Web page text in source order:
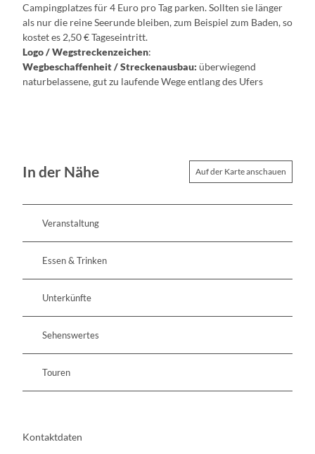
Campingplatzes für 4 Euro pro Tag parken. Sollten sie länger
als nur die reine Seerunde bleiben, zum Beispiel zum Baden, so
kostet es 2,50 € Tageseintritt.
Logo / Wegstreckenzeichen:
Wegbeschaffenheit / Streckenausbau: überwiegend
naturbelassene, gut zu laufende Wege entlang des Ufers
In der Nähe Auf der Karte anschauen
Veranstaltung
Essen & Trinken
Unterkünfte
Sehenswertes
Touren
Kontaktdaten